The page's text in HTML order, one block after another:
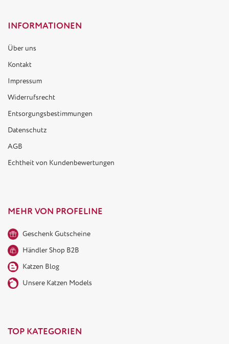
INFORMATIONEN
Über uns
Kontakt
Impressum
Widerrufsrecht
Entsorgungsbestimmungen
Datenschutz
AGB
Echtheit von Kundenbewertungen
MEHR VON PROFELINE
Geschenk Gutscheine
Händler Shop B2B
Katzen Blog
Unsere Katzen Models
TOP KATEGORIEN